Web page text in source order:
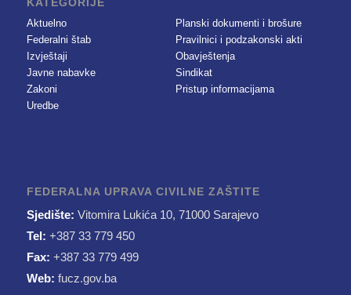
Aktuelno
Federalni štab
Izvještaji
Javne nabavke
Zakoni
Uredbe
Planski dokumenti i brošure
Pravilnici i podzakonski akti
Obavještenja
Sindikat
Pristup informacijama
FEDERALNA UPRAVA CIVILNE ZAŠTITE
Sjedište: Vitomira Lukića 10, 71000 Sarajevo
Tel: +387 33 779 450
Fax: +387 33 779 499
Web: fucz.gov.ba